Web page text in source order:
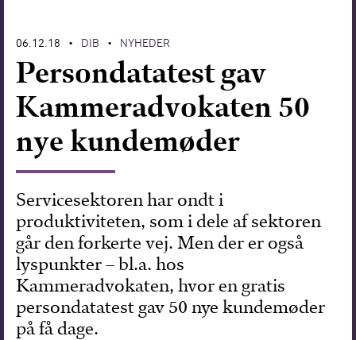
06.12.18 • DIB • NYHEDER
Persondatatest gav
Kammeradvokaten 50
nye kundemøder
Servicesektoren har ondt i
produktiviteten, som i dele af sektoren
går den forkerte vej. Men der er også
lyspunkter – bl.a. hos
Kammeradvokaten, hvor en gratis
persondatatest gav 50 nye kundemøder
på få dage.